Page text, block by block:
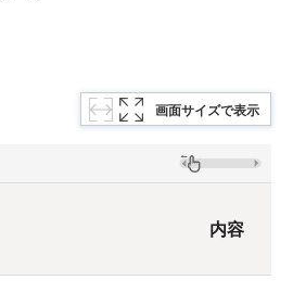
画面サイズで表示
内容